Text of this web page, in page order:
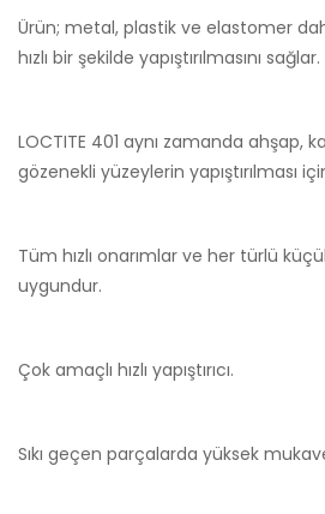
Ürün; metal, plastik ve elastomer
hızlı bir şekilde yapıştırılmasını sağlar.
LOCTITE 401 aynı zamanda ahşap,
gözenekli yüzeylerin yapıştırılması
Tüm hızlı onarımlar ve her türlü
uygundur.
Çok amaçlı hızlı yapıştırıcı.
Sıkı geçen parçalarda yüksek